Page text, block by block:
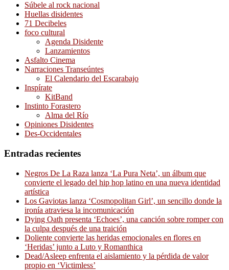
Súbele al rock nacional
Huellas disidentes
71 Decibeles
foco cultural
Agenda Disidente
Lanzamientos
Asfalto Cinema
Narraciones Transeúntes
El Calendario del Escarabajo
Inspírate
KitBand
Instinto Forastero
Alma del Río
Opiniones Disidentes
Des-Occidentales
Entradas recientes
Negros De La Raza lanza ‘La Pura Neta’, un álbum que
convierte el legado del hip hop latino en una nueva identidad
artística
Los Gaviotas lanza ‘Cosmopolitan Girl’, un sencillo donde la
ironía atraviesa la incomunicación
Dying Oath presenta ‘Echoes’, una canción sobre romper con
la culpa después de una traición
Doliente convierte las heridas emocionales en flores en
‘Heridas’ junto a Luto y Romanthica
Dead/Asleep enfrenta el aislamiento y la pérdida de valor
propio en ‘Victimless’